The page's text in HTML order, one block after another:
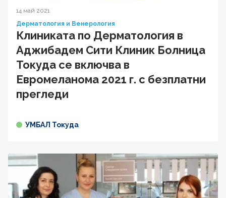
14 май 2021
Дерматология и Венерология
Клиниката по Дерматология в
Аджибадем Сити Клиник Болница
Токуда се включва в
Евромеланома 2021 г. с безплатни
прегледи
УМБАЛ Токуда